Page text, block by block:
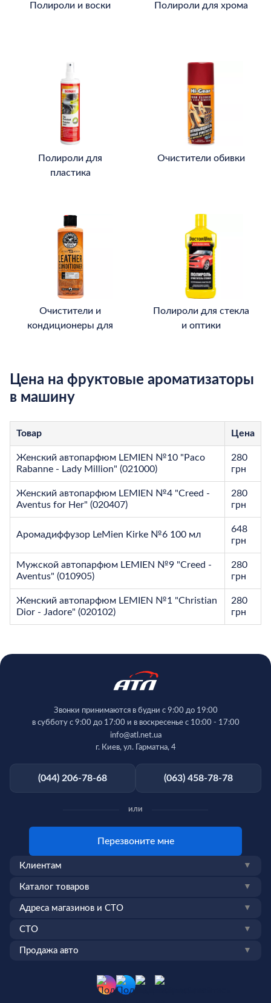
Полироли и воски Полироли для хрома
Полироли для
пластика
Очистители обивки
Очистители и
кондиционеры для
Полироли для стекла
и оптики
Цена на фруктовые ароматизаторы
в машину
Товар Цена
Женский автопарфюм LEMIEN №10 "Paco
Rabanne - Lady Million" (021000)
280
грн
Женский автопарфюм LEMIEN №4 "Creed -
Aventus for Her" (020407)
280
грн
Аромадиффузор LeMien Kirke №6 100 мл
648
грн
Мужской автопарфюм LEMIEN №9 "Creed -
Aventus" (010905)
280
грн
Женский автопарфюм LEMIEN №1 "Сhristian
Dior - Jadore" (020102)
280
грн
(044) 206-78-68 (063) 458-78-78
Звонки принимаются в будни с 9:00 до 19:00
в субботу с 9:00 до 17:00 и в воскресенье с 10:00 - 17:00
info@atl.net.ua
г. Киев, ул. Гарматна, 4
или
Перезвоните мне
Клиентам ▼
Каталог товаров ▼
Адреса магазинов и СТО ▼
СТО ▼
Продажа авто ▼